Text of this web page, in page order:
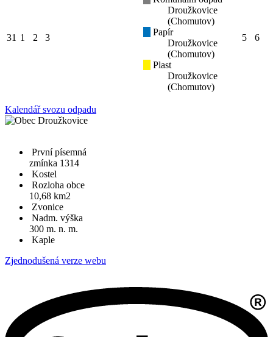
31 1 2 3
Droužkovice
(Chomutov)
Papír
Droužkovice
(Chomutov)
Plast
Droužkovice
(Chomutov)
5 6
Kalendář svozu odpadu
První písemná
zmínka 1314
Kostel
Rozloha obce
10,68 km2
Zvonice
Nadm. výška
300 m. n. m.
Kaple
Zjednodušená verze webu